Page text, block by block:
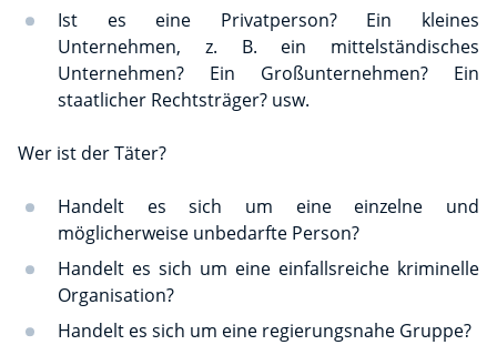
Ist es eine Privatperson? Ein kleines
Unternehmen, z. B. ein mittelständisches
Unternehmen? Ein Großunternehmen? Ein
staatlicher Rechtsträger? usw.
Wer ist der Täter?
Handelt es sich um eine einzelne und
möglicherweise unbedarfte Person?
Handelt es sich um eine einfallsreiche kriminelle
Organisation?
Handelt es sich um eine regierungsnahe Gruppe?